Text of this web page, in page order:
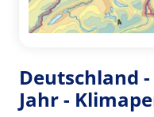
Deutschland
Jahr -